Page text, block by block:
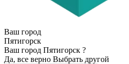
Ваш город
Пятигорск
Ваш город Пятигорск ?
Да, все верно Выбрать другой